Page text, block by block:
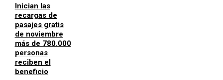
Inician las
recargas de
pasajes gratis
de noviembre
más de 780.000
personas
reciben el
beneficio